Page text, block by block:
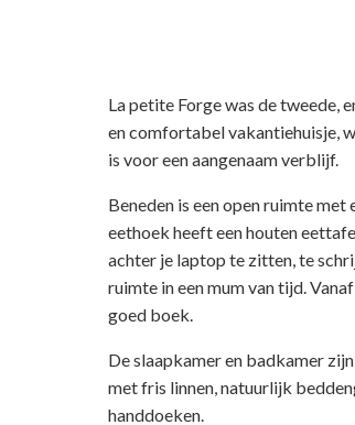
La petite Forge was de tweede,
en comfortabel vakantiehuisje,
is voor een aangenaam verblijf.
Beneden is een open ruimte
eethoek heeft een houten
achter je laptop te zitten, te
ruimte in een mum van tijd.
goed boek.
De slaapkamer en badkamer
met fris linnen, natuurlijk
handdoeken.